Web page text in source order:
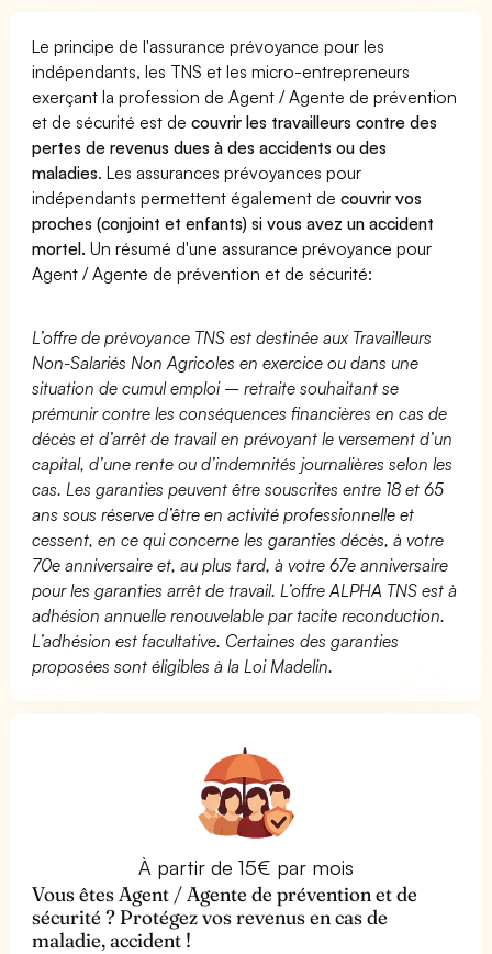
Le principe de l'assurance prévoyance pour les
indépendants, les TNS et les micro-entrepreneurs
exerçant la profession de Agent / Agente de prévention
et de sécurité est decouvrir les travailleurs contre des
pertes de revenus dues à des accidents ou des
maladies. Les assurances prévoyances pour
indépendants permettent également decouvrir vos
proches (conjoint et enfants) si vous avez un accident
mortel. Un résumé d'une assurance prévoyance pour
Agent / Agente de prévention et de sécurité:
L’offre de prévoyance TNS est destinée aux Travailleurs
Non-Salariés Non Agricoles en exercice ou dans une
situation de cumul emploi – retraite souhaitant se
prémunir contre les conséquences financières en cas de
décès et d’arrêt de travail en prévoyant le versement d’un
capital, d’une rente ou d’indemnités journalières selon les
cas. Les garanties peuvent être souscrites entre 18 et 65
ans sous réserve d’être en activité professionnelle et
cessent, en ce qui concerne les garanties décès, à votre
70e anniversaire et, au plus tard, à votre 67e anniversaire
pour les garanties arrêt de travail. L’offre ALPHA TNS est à
adhésion annuelle renouvelable par tacite reconduction.
L’adhésion est facultative. Certaines des garanties
proposées sont éligibles à la Loi Madelin.
À partir de 15€ par mois
Vous êtes Agent / Agente de prévention et de
sécurité ? Protégez vos revenus en cas de
maladie, accident !